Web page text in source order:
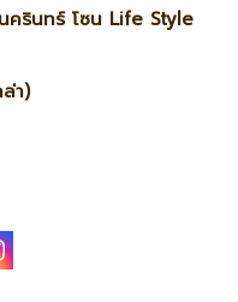
รินทร์ โซน Life Style
า)